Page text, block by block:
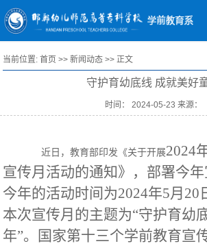
当前位置:首页 >>新闻动态 >> 正文
守护育幼底线 成就美好
时间： 2024-05-23 来源：
近日，教育部印发《关于开展2024
宣传月活动的通知》，部署今年
今年的活动时间为2024年5月20
本次宣传月的主题为“守护育幼
年”。国家第十三个学前教育宣